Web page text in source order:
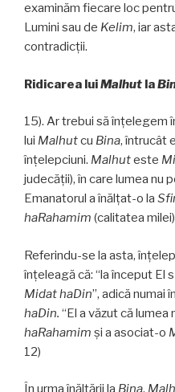
examinăm fiecare loc
Lumini sau de Kelim, iar
contradicţii.
Ridicarea luiMalhut la
15). Ar trebui să înţelegem
lui Malhutcu Bina, întrucât
înţelepciuni. Malhuteste
judecății), în care lumea nu
Emanatorul a înălţat-o la
haRahamim (calitatea
Referindu-se la asta,
înţeleagă că: “la început El
Midat haDin”, adică numai în
haDin. “El a văzut că lumea
haRahamim şi a asociat-o
12)
În urma înălțării la Bina,